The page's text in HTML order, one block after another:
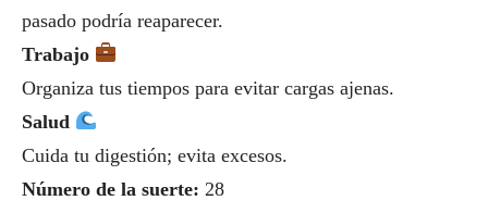
pasado podría reaparecer.
Trabajo
Organiza tus tiempos para evitar cargas ajenas.
Salud
Cuida tu digestión; evita excesos.
Número de la suerte: 28